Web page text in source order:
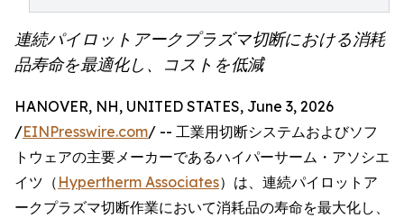
連続パイロットアークプラズマ切断における消耗
品寿命を最適化し、コストを低減
HANOVER, NH, UNITED STATES, June 3, 2026
/EINPresswire.com/ -- 工業用切断システムおよびソフ
トウェアの主要メーカーであるハイパーサーム・アソシエ
イツ（ Hypertherm Associates）は、連続パイロットア
ークプラズマ切断作業において消耗品の寿命を最大化し、